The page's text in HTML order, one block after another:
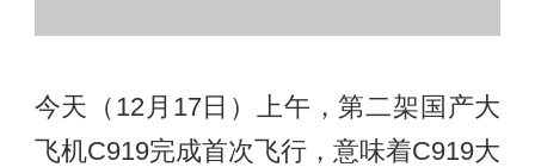
今天（12月17日）上午，第二架国产大
飞机C919完成首次飞行，意味着C919大